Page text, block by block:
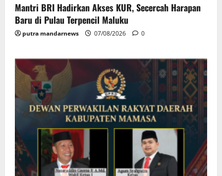
Mantri BRI Hadirkan Akses KUR, Secercah Harapan
Baru di Pulau Terpencil Maluku
putra mandarnews 07/08/2026 0